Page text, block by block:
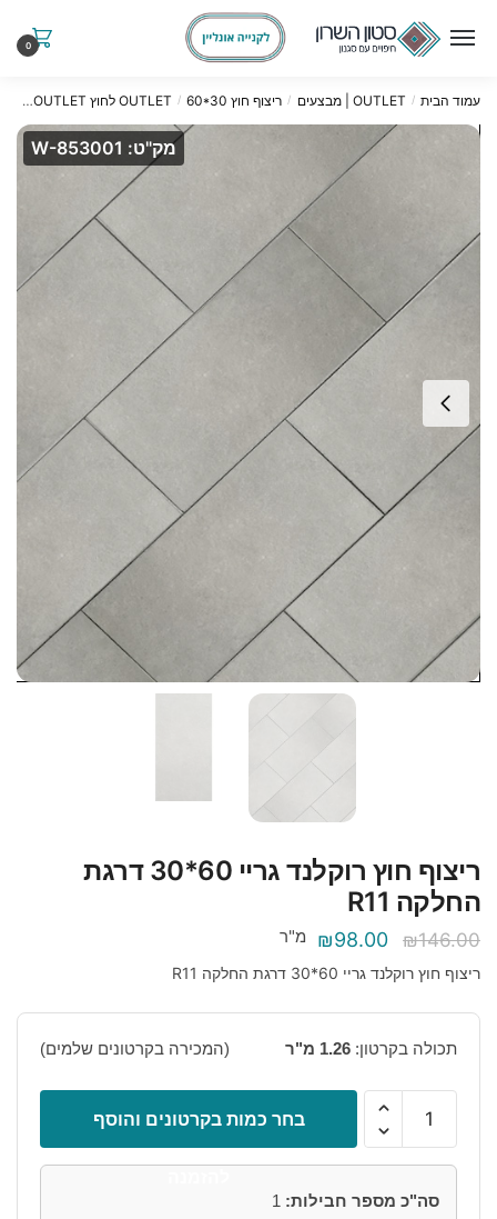
0
עמוד הבית / OUTLET | מבצעים / ריצוף חוץ OUTLET / 60*30 לחוץ OUTLET
מק"ט: W-853001
ריצוף חוץ רוקלנד גריי 60*30 דרגת
החלקה R11
₪146.00
המחיר
המקורי
₪98.00
המחיר
הנוכחי
מ"ר
ריצוף חוץ רוקלנד גריי 60*30 דרגת החלקה R11
תכולה בקרטון: 1.26 מ"ר (המכירה בקרטונים שלמים)
רוקלנד
בחר כמות בקרטונים והוסף
סה"כ מספר חבילות: 1